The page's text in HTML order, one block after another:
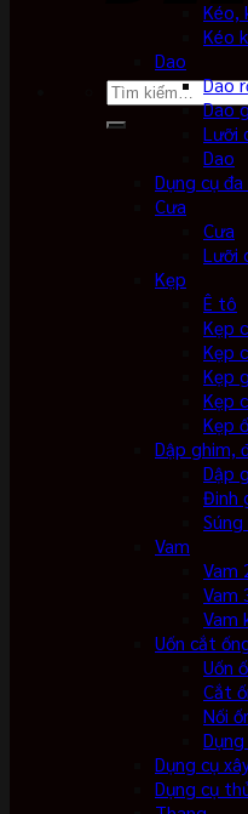
Tìm
Kéo,
Kéo
Dao
Dao
Dao
Lưỡi
Dao
Dụng cụ
Cưa
Cưa
Lưỡi
Kẹp
Ê tô
Kẹp
Kẹp
Kẹp
Kẹp
Kẹp
Dập ghim,
Dập
Đinh
Vam
Vam
Vam
Vam
Uốn cắt
Uốn
Cắt
Nối
Dụng cụ
Dụng cụ